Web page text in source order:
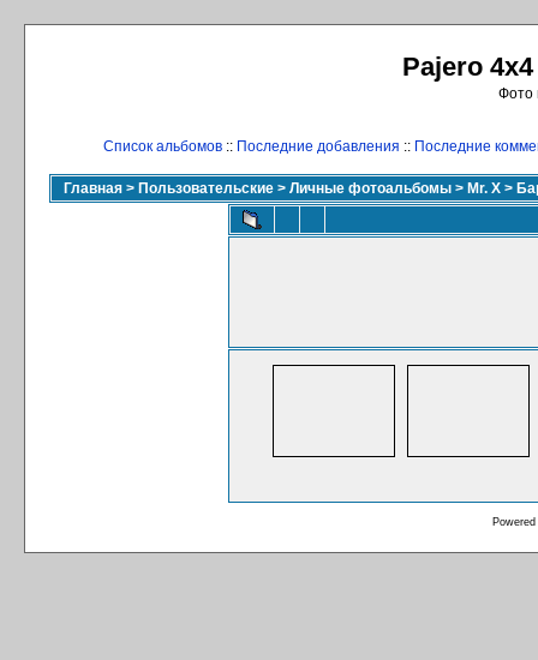
Pajero
Фото
Список альбомов :: Последние добавления :: Последние
Главная > Пользовательские > Личные фотоальбомы > Mr. X >